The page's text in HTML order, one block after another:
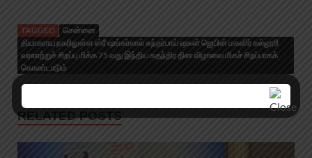
TAGGED
சென்னை
தியாகராய நகரிலுள்ள ஸ்ரீ ஷங்கர்லால் சுந்தர்பாய் ஷசுன் ஜெயின் மகளிர் கல்லூரி
வரலாற்றுச் சிறப்பு மிக்க 75 வது இந்திய சுதந்திர தின விழாவை மிகச் சிறப்பாகக்
கொண்டாடும்
RELATED POSTS